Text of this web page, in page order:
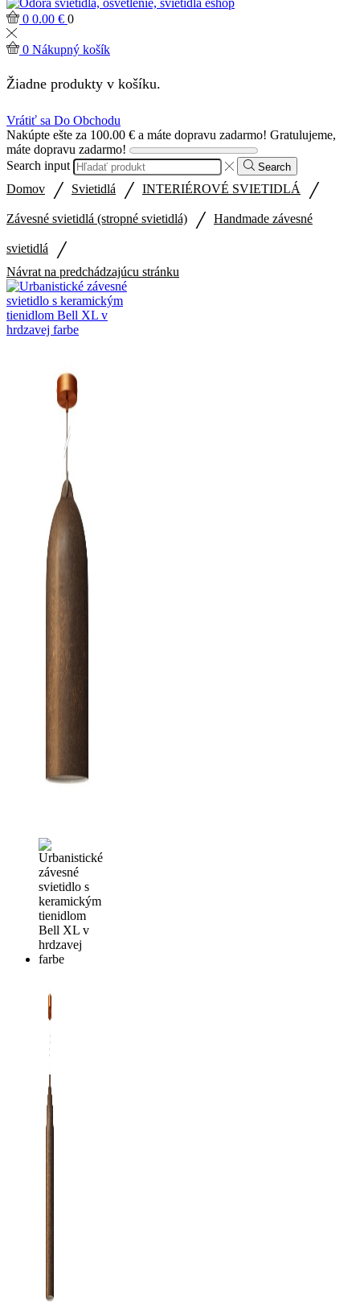
0 0.00 € 0
0 Nákupný košík
Žiadne produkty v košíku.
Vrátiť sa Do Obchodu
Nakúpte ešte za 100.00 € a máte dopravu zadarmo! Gratulujeme,
máte dopravu zadarmo!
Search input
Search
Domov / Svietidlá / INTERIÉROVÉ SVIETIDLÁ /
Závesné svietidlá (stropné svietidlá) / Handmade závesné
svietidlá /
Návrat na predchádzajúcu stránku